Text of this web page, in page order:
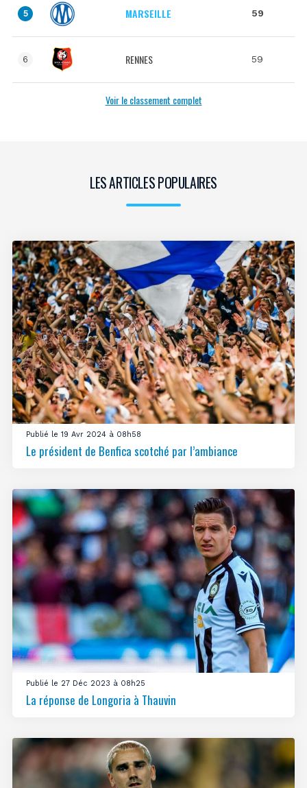
5 MARSEILLE 59
6 RENNES 59
Voir le classement complet
LES ARTICLES POPULAIRES
Publié le 19 Avr 2024 à 08h58
Le président de Benfica scotché par l’ambiance
Publié le 27 Déc 2023 à 08h25
La réponse de Longoria à Thauvin